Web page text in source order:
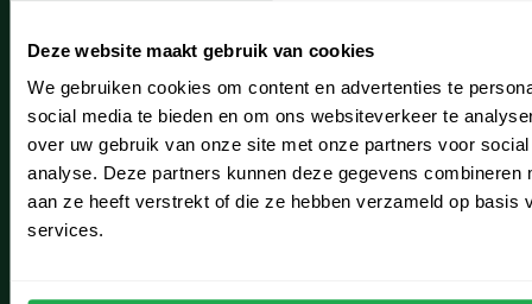
Deze website maakt gebruik van cookies
We gebruiken cookies om content en advertenties te
social media te bieden en om ons websiteverkeer te
over uw gebruik van onze site met onze partners voor
analyse. Deze partners kunnen deze gegevens combineren
aan ze heeft verstrekt of die ze hebben verzameld op basis
services.
Slater
State of Art
Superdry
Tenson
Thomas Maine
Tommy Hilfiger
Grote maten herenkleding
Paul & Shark specialist
VIP member
Inspiratie